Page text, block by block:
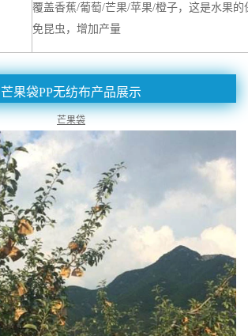
覆盖香蕉/葡萄/芒果/苹果/橙子，这是水果
免昆虫，增加产量
芒果袋PP无纺布产品展示
芒果袋